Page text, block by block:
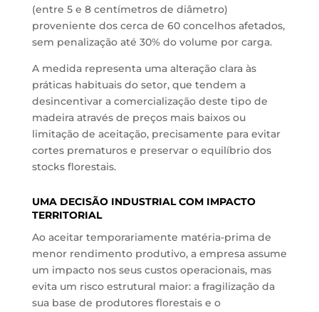
(entre 5 e 8 centímetros de diâmetro)
proveniente dos cerca de 60 concelhos afetados,
sem penalização até 30% do volume por carga.
A medida representa uma alteração clara às
práticas habituais do setor, que tendem a
desincentivar a comercialização deste tipo de
madeira através de preços mais baixos ou
limitação de aceitação, precisamente para evitar
cortes prematuros e preservar o equilíbrio dos
stocks florestais.
UMA DECISÃO INDUSTRIAL COM IMPACTO
TERRITORIAL
Ao aceitar temporariamente matéria-prima de
menor rendimento produtivo, a empresa assume
um impacto nos seus custos operacionais, mas
evita um risco estrutural maior: a fragilização da
sua base de produtores florestais e o